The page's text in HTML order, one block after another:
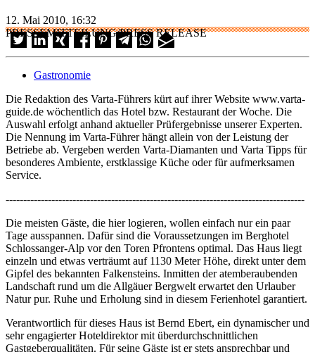
12. Mai 2010, 16:32
PRESSEMITTEILUNG/PRESS RELEASE
Gastronomie
Die Redaktion des Varta-Führers kürt auf ihrer Website www.varta-
guide.de wöchentlich das Hotel bzw. Restaurant der Woche. Die
Auswahl erfolgt anhand aktueller Prüfergebnisse unserer Experten.
Die Nennung im Varta-Führer hängt allein von der Leistung der
Betriebe ab. Vergeben werden Varta-Diamanten und Varta Tipps für
besonderes Ambiente, erstklassige Küche oder für aufmerksamen
Service.
-------------------------------------------------------------------------------------
Die meisten Gäste, die hier logieren, wollen einfach nur ein paar
Tage ausspannen. Dafür sind die Voraussetzungen im Berghotel
Schlossanger-Alp vor den Toren Pfrontens optimal. Das Haus liegt
einzeln und etwas verträumt auf 1130 Meter Höhe, direkt unter dem
Gipfel des bekannten Falkensteins. Inmitten der atemberaubenden
Landschaft rund um die Allgäuer Bergwelt erwartet den Urlauber
Natur pur. Ruhe und Erholung sind in diesem Ferienhotel garantiert.
Verantwortlich für dieses Haus ist Bernd Ebert, ein dynamischer und
sehr engagierter Hoteldirektor mit überdurchschnittlichen
Gastgeberqualitäten. Für seine Gäste ist er stets ansprechbar und